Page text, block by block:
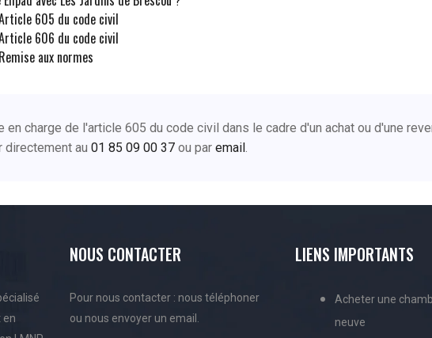
605 du code civil
606 du code civil
aux normes
en charge de l'article 605 du code civil dans le cadre d'un achat ou d'une
directement au 01 85 09 00 37 ou par email.
en
NOUS CONTACTER
Pour nous contacter : nous téléphoner
ou nous envoyer un email.
LIENS IMPORTANTS
Acheter une
neuve